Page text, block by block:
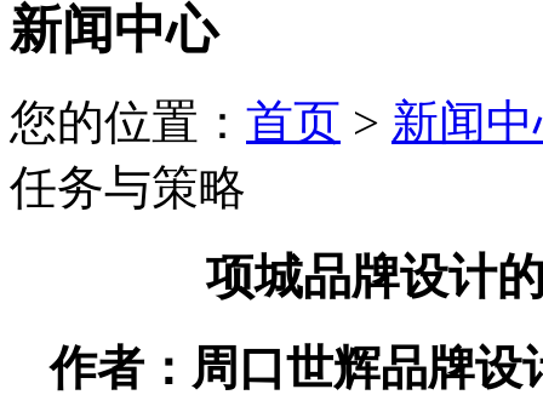
新闻中心
您的位置： 首页 > 新闻
任务与策略
项城品牌设计
作者：周口世辉品牌设